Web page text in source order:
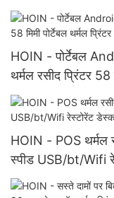
प्रिंटर1
HOIN - पोर्टेबल
थर्मल रसीद प्रिंटर 58
है
HOIN - POS थर्मल
स्पीड USB/bt/Wifi